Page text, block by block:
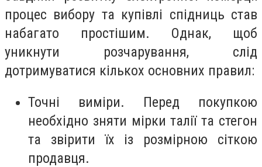
процес вибору та купівлі спідниць став
набагато простішим. Однак, щоб
уникнути розчарування, слід
дотримуватися кількох основних правил:
Точні виміри. Перед покупкою
необхідно зняти мірки талії та стегон
та звірити їх із розмірною сіткою
продавця.